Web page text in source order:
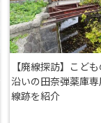
【廃線探訪】こど
沿いの田奈弾薬庫専
線跡を紹介